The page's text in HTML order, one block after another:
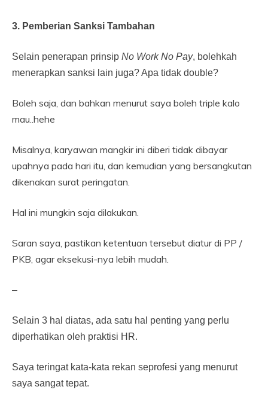
3. Pemberian Sanksi Tambahan
Selain penerapan prinsip No Work No Pay, bolehkah
menerapkan sanksi lain juga? Apa tidak double?
Boleh saja, dan bahkan menurut saya boleh triple kalo
mau..hehe
Misalnya, karyawan mangkir ini diberi tidak dibayar
upahnya pada hari itu, dan kemudian yang bersangkutan
dikenakan surat peringatan.
Hal ini mungkin saja dilakukan.
Saran saya, pastikan ketentuan tersebut diatur di PP /
PKB, agar eksekusi-nya lebih mudah.
–
Selain 3 hal diatas, ada satu hal penting yang perlu
diperhatikan oleh praktisi HR.
Saya teringat kata-kata rekan seprofesi yang menurut
saya sangat tepat.